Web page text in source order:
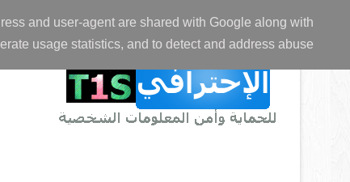
and user-agent are shared with Google along with
usage statistics, and to detect and address abuse.
الصفحة الرئيسية عن المدونة